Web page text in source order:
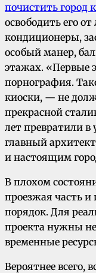
почистить город
освободить его
кондиционеры,
особый манер,
этажах. «Первые
порнография.
киоски, — не
прекрасной
лет превратили
главный
и настоящим
В плохом
проезжая часть и
порядок. Для
проекта нужны не
временные
Вероятнее всего,